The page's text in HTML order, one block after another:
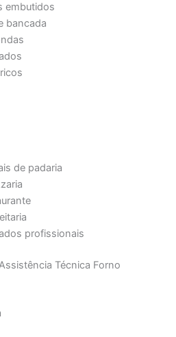
embutidos
bancada
de padaria
profissionais
Técnica Forno